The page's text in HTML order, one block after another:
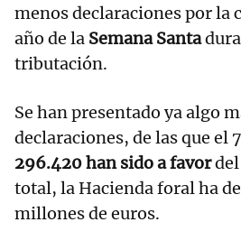
menos declaraciones por la
año de la Semana Santa
tributación.
Se han presentado ya algo
declaraciones, de las que el
296.420 han sido a favordel
total, la Hacienda foral ha
millones de euros.